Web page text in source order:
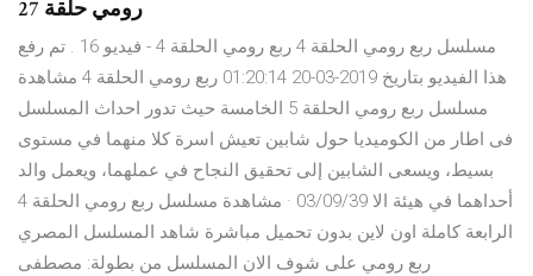
مسلسل ربع رومي الحلقة 4 ربع رومي الحلقة 4 - فيديو 16 . تم رفع
هذا الفيديو بتاريخ 2019-03-20 01:20:14 ربع رومي الحلقة 4 مشاهدة
مسلسل ربع رومي الحلقة 5 الخامسة حيث تدور احداث المسلسل
فى اطار من الكوميديا حول شابين تعيش اسرة كلا منهما في مستوى
بسيط، ويسعى الشابين إلى تحقيق النجاح في عملهما، ويعمل والد
أحداهما في هيئة الا 03/09/39 · مشاهدة مسلسل ربع رومي الحلقة 4
الرابعة كاملة اون لاين بدون تحميل مباشرة شاهد المسلسل المصري
ربع رومي على شوف الان المسلسل من بطولة: مصطفى